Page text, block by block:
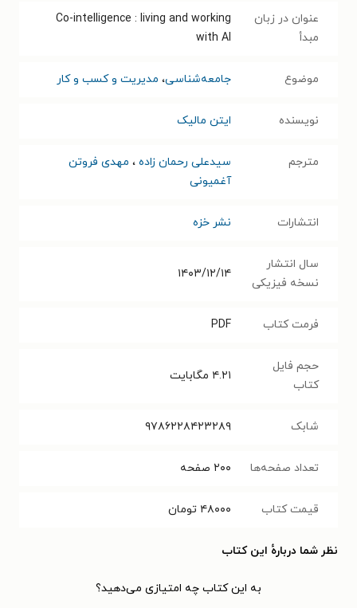
عنوان در زبان
مبدأ
Co-intelligence : living and working
with AI
موضوع جامعه‌شناسی، مدیریت و کسب و کار
نویسنده ایتن مالیک
مترجم سیدعلی رحمان زاده ، مهدی فروتن
آغمیونی
انتشارات نشر خزه
سال انتشار
نسخه فیزیکی
۱۴۰۳/۱۲/۱۴
فرمت کتاب PDF
حجم فایل
کتاب
۴.۲۱ مگابایت
شابک ۹۷۸۶۲۲۸۴۲۳۲۸۹
تعداد صفحه‌ها ۲۰۰ صفحه
قیمت کتاب ۴۸۰۰۰ تومان
نظر شما دربارهٔ این کتاب
به این کتاب چه امتیازی می‌دهید؟